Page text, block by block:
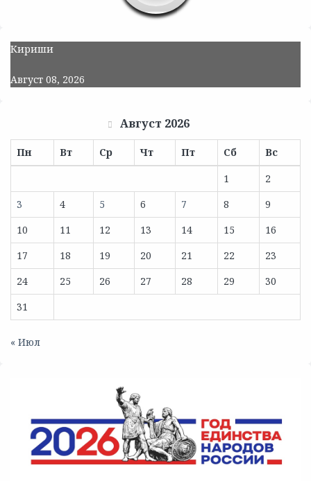
Кириши
Август 08, 2026
Август 2026
Пн Вт Ср Чт Пт Сб
Вс
1
2
3
4 5 6 7 8
9
10
11 12 13 14 15
16
17
18 19 20 21 22
23
24
25 26 27 28 29
30
31
« Июл